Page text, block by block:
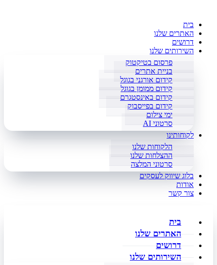
בית
האתרים שלנו
דרושים
השירותים שלנו
פרסום בטיקטוק
בניית אתרים
קידום אורגני בגוגל
קידום ממומן בגוגל
קידום באינסטגרם
קידום בפייסבוק
ימי צילום
סרטוני AI
לקוחותינו
הלקוחות שלנו
ההצלחות שלנו
סרטוני המלצה
בלוג שיווק לעסקים
אודות
צור קשר
בית
האתרים שלנו
דרושים
השירותים שלנו